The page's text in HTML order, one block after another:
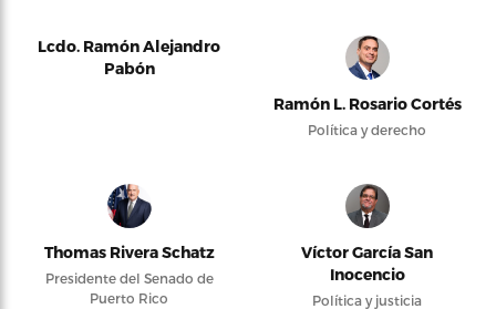
Lcdo. Ramón Alejandro
Pabón
Ramón L. Rosario Cortés
Política y derecho
Thomas Rivera Schatz
Presidente del Senado de
Puerto Rico
Víctor García San
Inocencio
Política y justicia